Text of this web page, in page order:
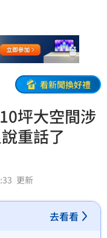
看新聞換好禮
坪大空間涉
重話了
更新
去看看